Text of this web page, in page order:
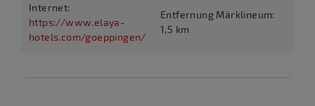
Internet:
https://www.elaya-
hotels.com/goeppingen/
Entfernung Märklineum:
1,5 km